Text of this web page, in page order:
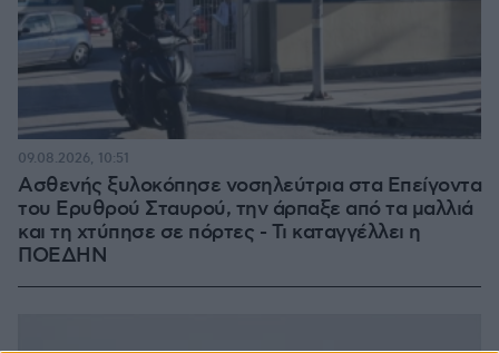
Ασθενής ξυλοκόπησε νοσηλεύτρια στα Επείγοντα
του Ερυθρού Σταυρού, την άρπαξε από τα μαλλιά
και τη χτύπησε σε πόρτες - Τι καταγγέλλει η
ΠΟΕΔΗΝ
09.08.2026, 10:51